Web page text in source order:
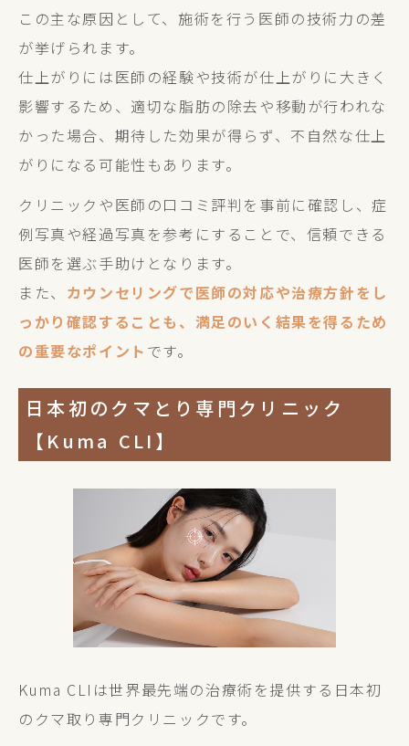
この主な原因として、施術を行う医師の技術力の差
が挙げられます。
仕上がりには医師の経験や技術が仕上がりに大きく
影響するため、適切な脂肪の除去や移動が行われな
かった場合、期待した効果が得らず、不自然な仕上
がりになる可能性もあります。
クリニックや医師の口コミ評判を事前に確認し、症
例写真や経過写真を参考にすることで、信頼できる
医師を選ぶ手助けとなります。
また、 カウンセリングで医師の対応や治療方針をし
っかり確認することも、満足のいく結果を得るため
の重要なポイント です。
日本初のクマとり専門クリニック
【Kuma CLI】
Kuma CLIは世界最先端の治療術を提供する日本初
のクマ取り専門クリニックです。